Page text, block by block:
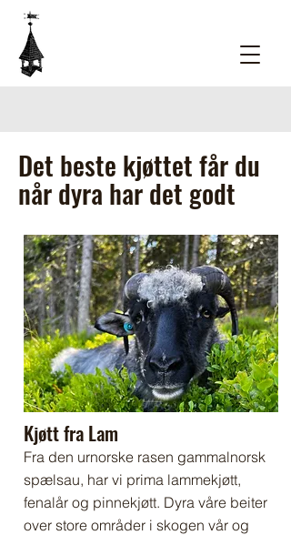
Det beste kjøttet får du
når dyra har det godt
Kjøtt fra Lam
Fra den urnorske rasen gammalnorsk
spælsau, har vi prima lammekjøtt,
fenalår og pinnekjøtt. Dyra våre beiter
over store områder i skogen vår og